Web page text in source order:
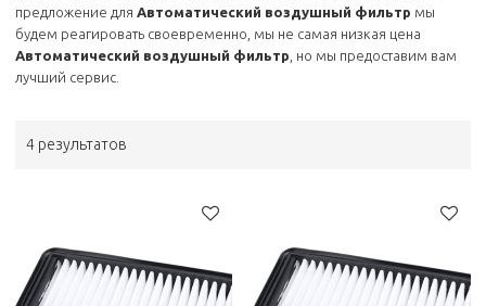
предложение дляАвтоматический воздушный фильтр мы
будем реагировать своевременно, мы не самая низкая цена
Автоматический воздушный фильтр , но мы предоставим вам
лучший сервис.
4 результатов